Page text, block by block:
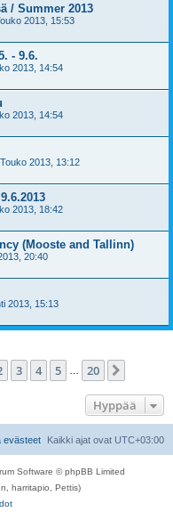
/ Summer 2013
2013, 15:53
- 9.6.
2013, 14:54
2013, 14:54
2013, 13:12
2013, 18:42
(Mooste and Tallinn)
20:40
2013, 15:13
3 4 5 20
Hyppää
Kaikki ajat ovat UTC+03:00
evästeet
Software © phpBB Limited
harritapio, Pettis)